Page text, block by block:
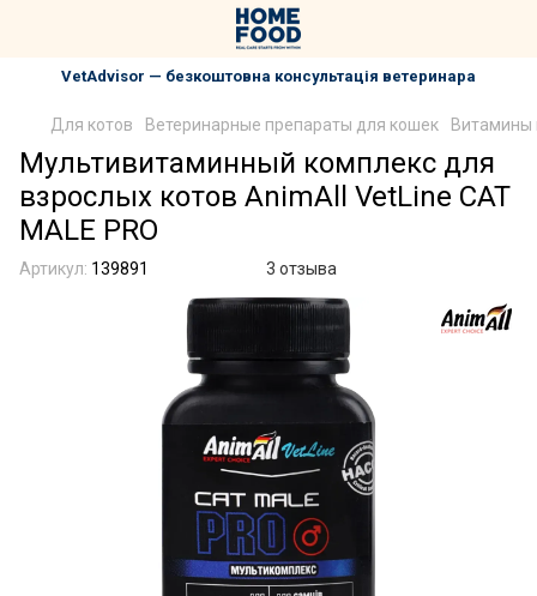
VetAdvisor — безкоштовна консультація ветеринара
Для котов Ветеринарные препараты для кошек Витамины
Мультивитаминный комплекс для
взрослых котов AnimAll VetLine CAT
MALE PRO
Артикул: 139891 3 отзыва